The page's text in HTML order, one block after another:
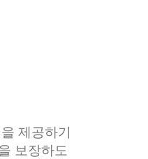
제공하기
보장하도